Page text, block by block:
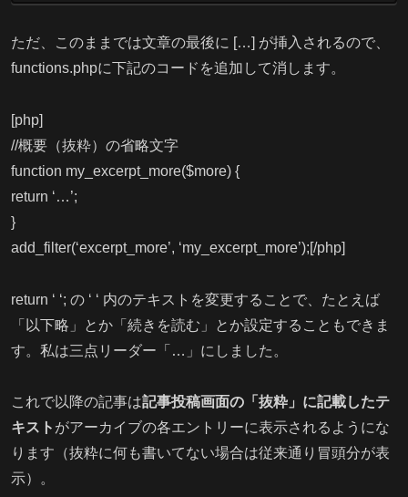
ただ、このままでは文章の最後に […] が挿入されるので、
functions.phpに下記のコードを追加して消します。
[php]
//概要（抜粋）の省略文字
function my_excerpt_more($more) {
return ‘…’;
}
add_filter(‘excerpt_more’, ‘my_excerpt_more’);[/php]
return ‘ ‘; の ‘ ‘ 内のテキストを変更することで、たとえば
「以下略」とか「続きを読む」とか設定することもできま
す。私は三点リーダー「…」にしました。
これで以降の記事は記事投稿画面の「抜粋」に記載したテ
キスト がアーカイブの各エントリーに表示されるようにな
ります（抜粋に何も書いてない場合は従来通り冒頭分が表
示）。